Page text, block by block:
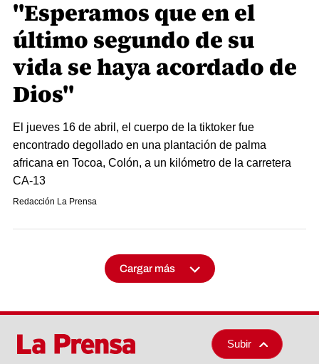
"Esperamos que en el
último segundo de su
vida se haya acordado de
Dios"
El jueves 16 de abril, el cuerpo de la tiktoker fue
encontrado degollado en una plantación de palma
africana en Tocoa, Colón, a un kilómetro de la carretera
CA-13
Redacción La Prensa
Cargar más
Subir